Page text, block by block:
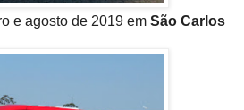
e agosto de 2019 em São Carlos